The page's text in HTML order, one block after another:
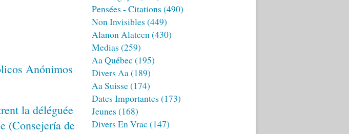
Pensées - Citations (490)
Non Invisibles (449)
Alanon Alateen(430)
Medias (259)
Aa Québec (195)
Divers Aa(189)
Aa Suisse(174)
Dates Importantes (173)
Jeunes (168)
Divers En Vrac (147)